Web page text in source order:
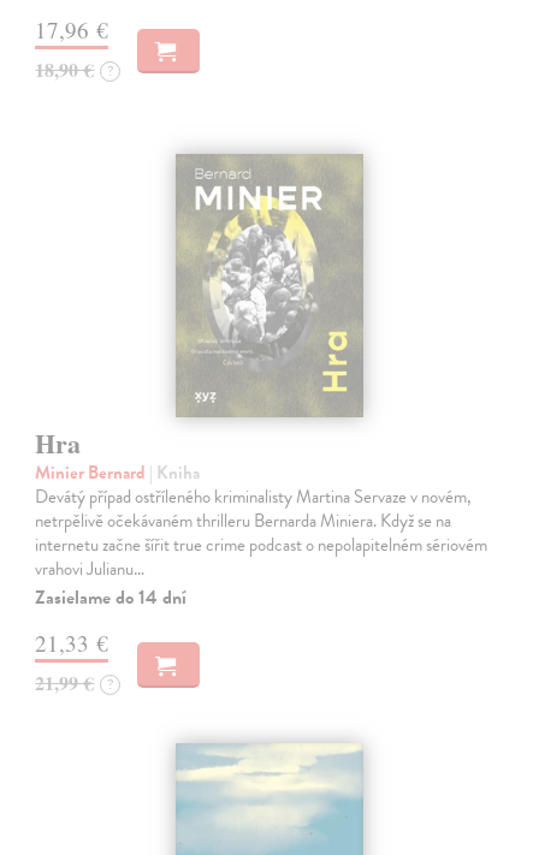
17,96 €
18,90 € ?
Hra
Minier Bernard | Kniha
Devátý případ ostříleného kriminalisty Martina Servaze v novém,
netrpělivě očekávaném thrilleru Bernarda Miniera. Když se na
internetu začne šířit true crime podcast o nepolapitelném sériovém
vrahovi Julianu…
Zasielame do 14 dní
21,33 €
21,99 € ?